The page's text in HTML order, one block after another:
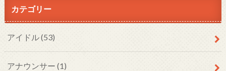
カテゴリー
アイドル(53)
アナウンサー (1)